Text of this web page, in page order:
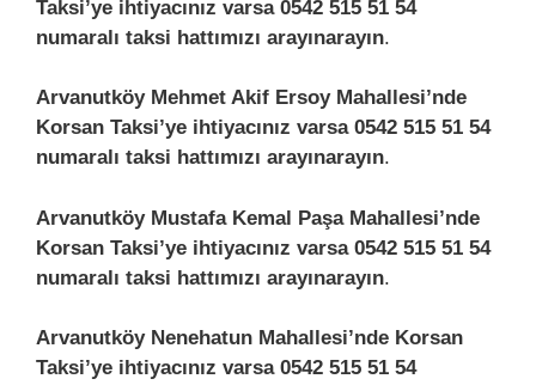
Taksi’ye ihtiyacınız varsa 0542 515 51 54
numaralı taksi hattımızı arayınarayın.
Arvanutköy Mehmet Akif Ersoy Mahallesi’nde
Korsan Taksi’ye ihtiyacınız varsa 0542 515 51 54
numaralı taksi hattımızı arayınarayın.
Arvanutköy Mustafa Kemal Paşa Mahallesi’nde
Korsan Taksi’ye ihtiyacınız varsa 0542 515 51 54
numaralı taksi hattımızı arayınarayın.
Arvanutköy Nenehatun Mahallesi’nde Korsan
Taksi’ye ihtiyacınız varsa 0542 515 51 54